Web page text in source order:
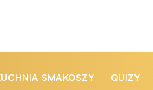
SMAKOSZY QUIZY